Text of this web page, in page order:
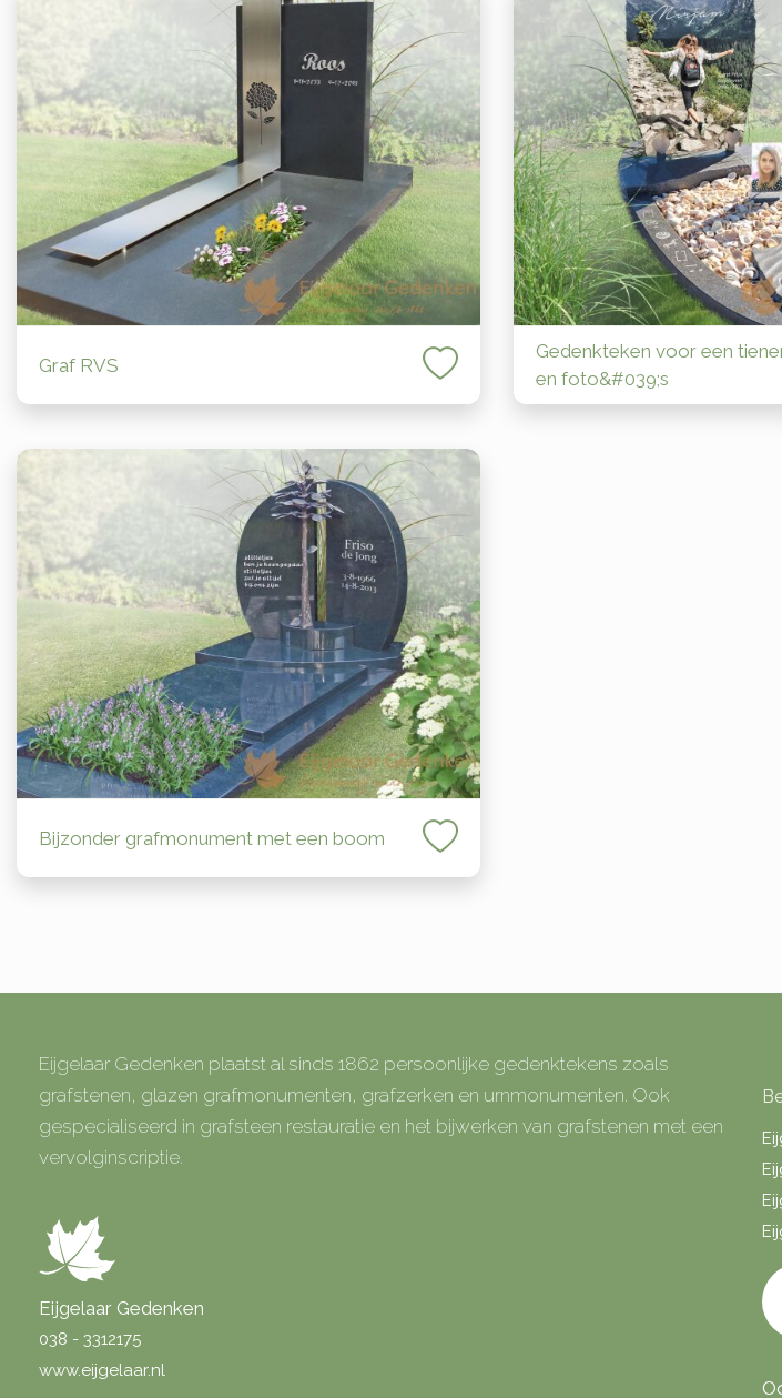
Graf RVS
Gedenkteken voor een
en foto&#039;s
Bijzonder grafmonument met een boom
Eijgelaar Gedenken plaatst al sinds 1862 persoonlijke gedenktekens zoals
grafstenen, glazen grafmonumenten, grafzerken en urnmonumenten. Ook
gespecialiseerd in grafsteen restauratie en het bijwerken van grafstenen met een
vervolginscriptie.
Eijgelaar Gedenken
038 - 3312175
www.eijgelaar.nl